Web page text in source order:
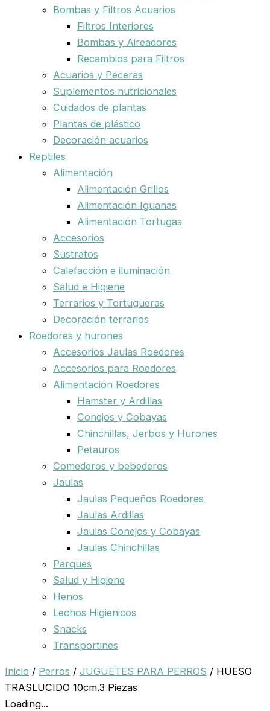
Bombas y Filtros Acuarios
Filtros Interiores
Bombas y Aireadores
Recambios para Filtros
Acuarios y Peceras
Suplementos nutricionales
Cuidados de plantas
Plantas de plástico
Decoración acuarios
Reptiles
Alimentación
Alimentación Grillos
Alimentación Iguanas
Alimentación Tortugas
Accesorios
Sustratos
Calefacción e iluminación
Salud e Higiene
Terrarios y Tortugueras
Decoración terrarios
Roedores y hurones
Accesorios Jaulas Roedores
Accesorios para Roedores
Alimentación Roedores
Hamster y Ardillas
Conejos y Cobayas
Chinchillas, Jerbos y Hurones
Petauros
Comederos y bebederos
Jaulas
Jaulas Pequeños Roedores
Jaulas Ardillas
Jaulas Conejos y Cobayas
Jaulas Chinchillas
Parques
Salud y Higiene
Henos
Lechos Higienicos
Snacks
Transportines
Inicio / Perros / JUGUETES PARA PERROS / HUESO
TRASLUCIDO 10cm.3 Piezas
Loading...